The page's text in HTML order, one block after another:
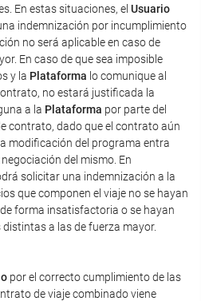
En estas situaciones, el Usuario
indemnización por incumplimiento
no será aplicable en caso de
En caso de que sea imposible
y la Plataforma lo comunique al
no estará justificada la
a la Plataforma por parte del
contrato, dado que el contrato aún
modificación del programa entra
del mismo. En
solicitar una indemnización a la
que componen el viaje no se hayan
forma insatisfactoria o se hayan
a las de fuerza mayor.
por el correcto cumplimiento de las
de viaje combinado viene